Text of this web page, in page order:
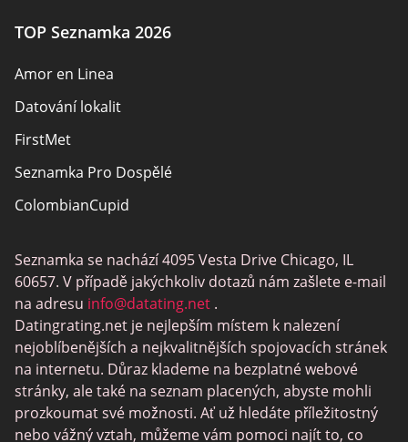
TOP Seznamka 2026
Amor en Linea
Datování lokalit
FirstMet
Seznamka Pro Dospělé
ColombianCupid
MeetMindful
Seznamka BDSM
BBPeopleMeet
Stránky Sugar Daddy
JPeopleMeet
Trans Seznamka
Seznamka se nachází 4095 Vesta Drive Chicago, IL
60657. V případě jakýchkoliv dotazů nám zašlete e-mail
na adresu info@datating.net .
Datingrating.net je nejlepším místem k nalezení
nejoblíbenějších a nejkvalitnějších spojovacích stránek
na internetu. Důraz klademe na bezplatné webové
stránky, ale také na seznam placených, abyste mohli
prozkoumat své možnosti. Ať už hledáte příležitostný
nebo vážný vztah, můžeme vám pomoci najít to, co